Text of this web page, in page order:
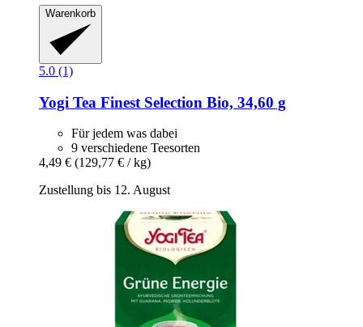
Warenkorb
5.0 (1)
Yogi Tea Finest Selection Bio, 34,60 g
Für jedem was dabei
9 verschiedene Teesorten
4,49 € (129,77 € / kg)
Zustellung bis 12. August